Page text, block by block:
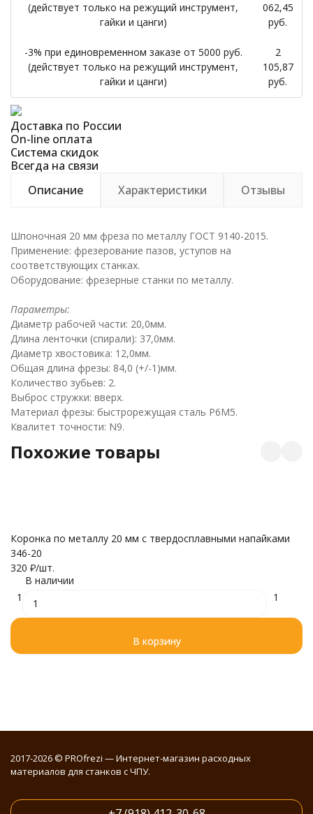
(действует только на режущий инструмент,
гайки и цанги)
062,45
руб.
-3% при единовременном заказе от 5000 руб.
(действует только на режущий инструмент,
гайки и цанги)
2
105,87
руб.
Доставка по России
On-line оплата
Система скидок
Всегда на связи
Описание
Характеристики Отзывы
Шпоночная 20 мм фреза по металлу ГОСТ 9140-2015.
Применение: фрезерование пазов, уступов на
соответствующих станках.
Оборудование: фрезерные станки по металлу.
Параметры:
Диаметр рабочей части: 20,0мм.
Длина ленточки (спирали): 37,0мм.
Диаметр хвостовика: 12,0мм.
Общая длина фрезы: 84,0 (+/-1)мм.
Количество зубьев: 2.
Выброс стружки: вверх.
Материал фрезы: быстрорежущая сталь Р6М5.
Квалитет точности: N9.
Похожие товары
Коронка по металлу 20 мм с твердосплавными напайками
346-20
320 ₽/шт.
В наличии
1
1
В корзину
2017-2026 © PROfrezi — Интернет-магазин расходных
материалов для станков с ЧПУ.